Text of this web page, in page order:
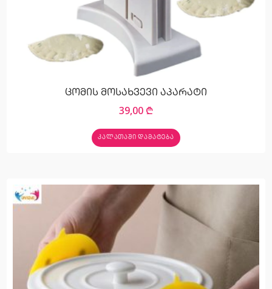
ცომის მოსახვევი აპარატი
39,00 ₾
ᲙᲐᲚᲐᲗᲐᲨᲘ ᲓᲐᲛᲐᲢᲔᲑᲐ